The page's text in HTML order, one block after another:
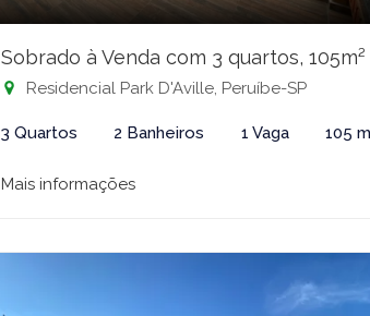
Sobrado à Venda com 3 quartos, 105m²
Residencial Park D'Aville, Peruíbe-SP
3 Quartos 2 Banheiros 1 Vaga 105
Mais informações